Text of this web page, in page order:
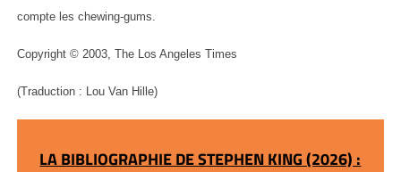
compte les chewing-gums.
Copyright © 2003, The Los Angeles Times
(Traduction : Lou Van Hille)
LA BIBLIOGRAPHIE DE STEPHEN KING (2026) :